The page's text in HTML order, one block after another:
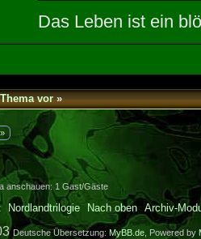
Das Leben ist ein
vor»
anschauen: 1 Gast/Gäste
Nordlandtrilogie Nach oben Archiv-
Deutsche Übersetzung:MyBB.de , Powered by